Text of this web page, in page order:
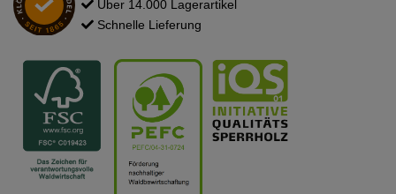
Über 14.000 Lagerartikel
Schnelle Lieferung